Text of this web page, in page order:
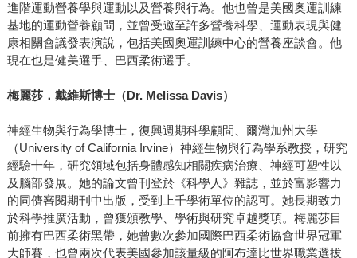
進階運動營養學與運動以及營養與行為。他也曾是美國奧運訓練
基地的運動營養顧問，並曾受邀至許多營養科學、運動表現與健
康相關會議發表演說，包括美國奧運訓練中心的營養座談會。他
現在也是健美選手、巴西柔術選手。
梅麗莎．戴維斯博士（Dr. Melissa Davis）
神經生物與行為學博士，復興週期科學顧問、爾灣加州大學
（University of California Irvine）神經生物與行為學系教授，研究
經驗十年，研究領域包括身體感知相關疾病治療、神經可塑性以
及腦部發展。她的論文曾刊登於《科學人》雜誌，並於富影響力
的同儕審閱期刊中出版，受到上千學術單位的認可。她長期致力
於科學推廣活動，曾獲頒教學、學術與研究卓越獎項。梅麗莎目
前擁有巴西柔術黑帶，她曾數次參加國際巴西柔術協會世界冠軍
大師賽，也曾兩次代表美國參加該量級的阿布達比世界職業選拔